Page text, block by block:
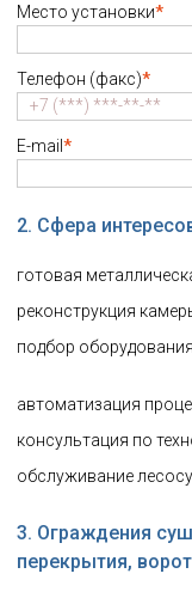
Место установки*
Телефон (факс)*
E-mail*
2. Сфера
готовая
реконструкция
подбор
автоматизация
консультация по
обслуживание
3. Ограждения
перекрытия,